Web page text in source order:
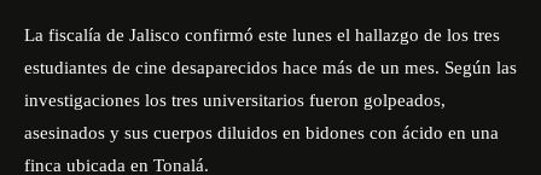
La fiscalía de Jalisco confirmó este lunes el hallazgo de los tres
estudiantes de cine desaparecidos hace más de un mes. Según las
investigaciones los tres universitarios fueron golpeados,
asesinados y sus cuerpos diluidos en bidones con ácido en una
finca ubicada en Tonalá.